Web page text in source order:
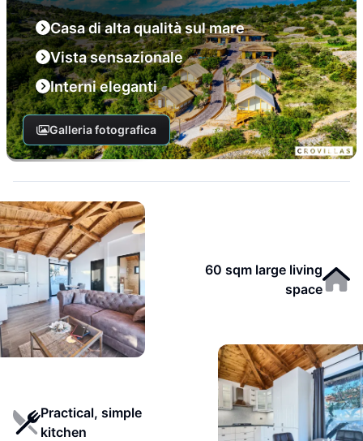
Casa di alta qualità sul mare
Vista sensazionale
Interni eleganti
Galleria fotografica
60 sqm large living
space
Practical, simple
kitchen